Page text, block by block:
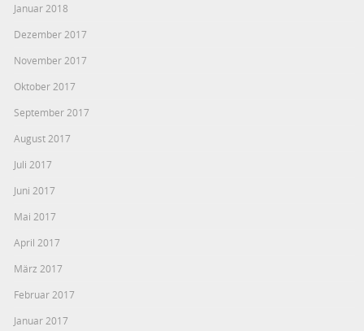
Januar 2018
Dezember 2017
November 2017
Oktober 2017
September 2017
August 2017
Juli 2017
Juni 2017
Mai 2017
April 2017
März 2017
Februar 2017
Januar 2017